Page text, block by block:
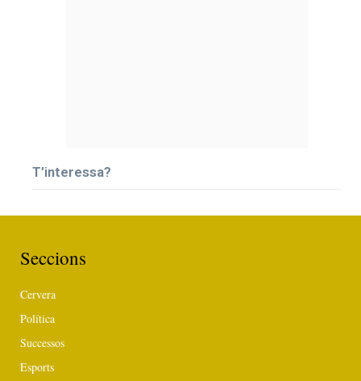
T’interessa?
Seccions
Cervera
Política
Successos
Esports